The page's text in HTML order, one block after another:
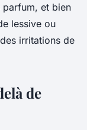
parfum, et bien
lessive ou
irritations de
de